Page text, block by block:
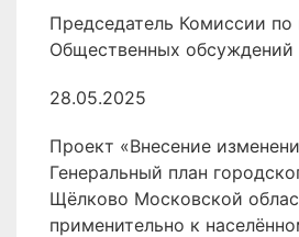
Председатель Комиссии
Общественных обсуждений
28.05.2025
Проект «Внесение
Генеральный план
Щёлково Московской
применительно к